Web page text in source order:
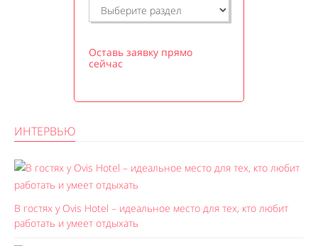
Оставь заявку прямо
сейчас
ИНТЕРВЬЮ
В гостях у Ovis Hotel – идеальное место для тех, кто любит
работать и умеет отдыхать